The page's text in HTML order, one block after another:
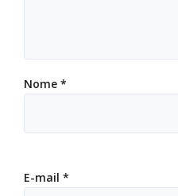
Nome *
E-mail *